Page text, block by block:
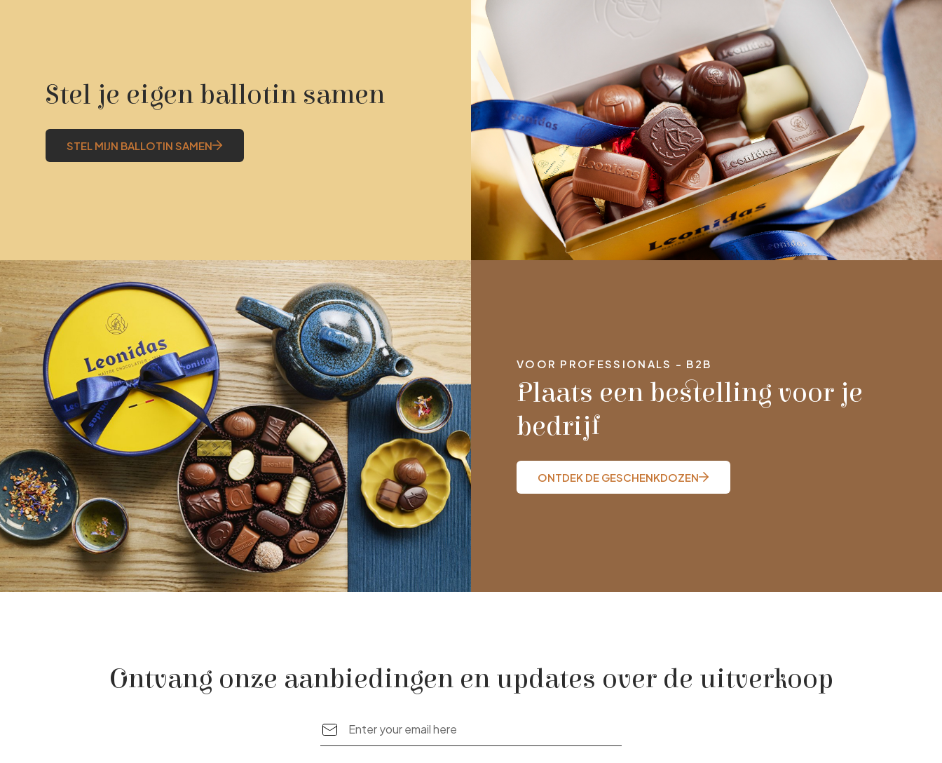
Stel je eigen ballotin samen
STEL MIJN BALLOTIN SAMEN
VOOR PROFESSIONALS - B2B
Plaats een bestelling voor je
bedrijf
ONTDEK DE GESCHENKDOZEN
Ontvang onze aanbiedingen en updates over de uitverkoop